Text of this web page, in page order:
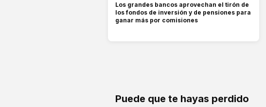
Los grandes bancos aprovechan el tirón de
los fondos de inversión y de pensiones para
ganar más por comisiones
Puede que te hayas perdido